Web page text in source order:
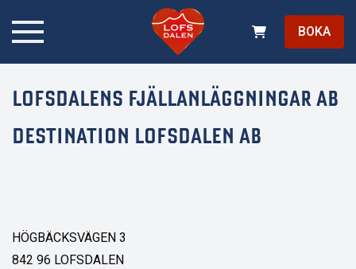
BOKA
LOFSDALENS FJÄLLANLÄGGNINGAR AB
DESTINATION LOFSDALEN AB
HÖGBÄCKSVÄGEN 3
842 96 LOFSDALEN